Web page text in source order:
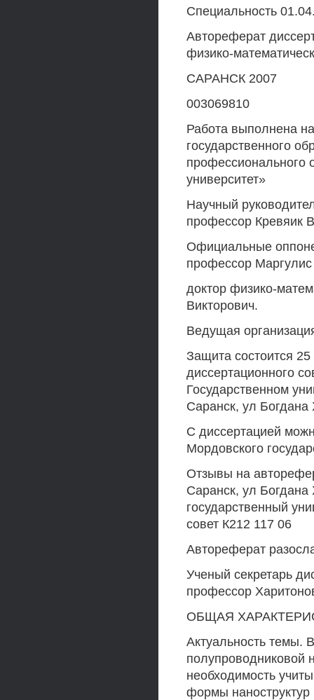
Специальность
Автореферат
физико-
САРАНСК 2007
003069810
Работа выполнена
государственного
профессионального
университет»
Научный
профессор Кревяик
Официальные
профессор
доктор физико-
Викторович.
Ведущая
Защита состоится
диссертационного
Государственном
Саранск, ул Богдана
С диссертацией
Мордовского
Отзывы на
Саранск, ул
государственный
совет К212 117 06
Автореферат
Ученый секретарь
профессор
ОБЩАЯ
Актуальность темы.
полупроводниковой
необходимость
формы наноструктур